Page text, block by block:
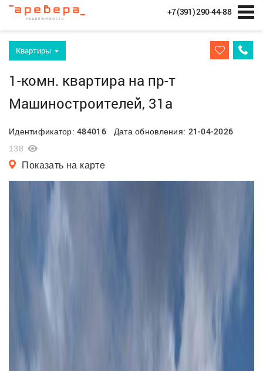
+7 (391) 290-44-88
Квартиры
1-комн. квартира на пр-т
Машиностроителей, 31а
Идентификатор:484016Дата обновления: 21-04-2026
138
Показать на карте